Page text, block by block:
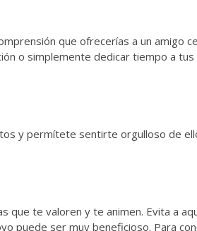
que ofrecerías a un amigo
o simplemente dedicar tiempo a
y permítete sentirte orgulloso de
que te valoren y te animen. Evita a
puede ser muy beneficioso. Para